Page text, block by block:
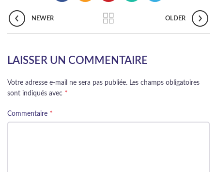
NEWER OLDER
LAISSER UN COMMENTAIRE
Votre adresse e-mail ne sera pas publiée. Les champs obligatoires
sont indiqués avec *
Commentaire *